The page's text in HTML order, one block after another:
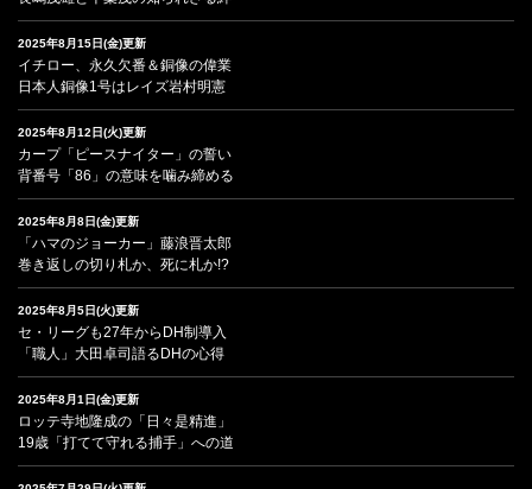
2025年8月15日(金)更新
イチロー、永久欠番＆銅像の偉業
日本人銅像1号はレイズ岩村明憲
2025年8月12日(火)更新
カープ「ピースナイター」の誓い
背番号「86」の意味を噛み締める
2025年8月8日(金)更新
「ハマのジョーカー」藤浪晋太郎
巻き返しの切り札か、死に札か!?
2025年8月5日(火)更新
セ・リーグも27年からDH制導入
「職人」大田卓司語るDHの心得
2025年8月1日(金)更新
ロッテ寺地隆成の「日々是精進」
19歳「打てて守れる捕手」への道